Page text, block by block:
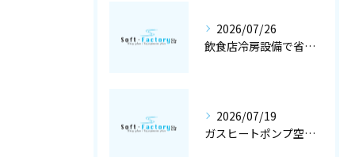
2026/07/26
飲食店冷房設備で省エネと快適を両立する冷暖房工事と空調設備選定の店舗設計術
2026/07/19
ガスヒートポンプ空調で冷暖房工事と空調設備を最適化する店舗設計ガイド